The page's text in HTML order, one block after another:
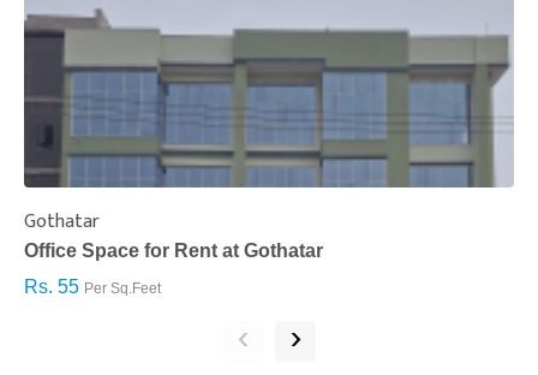
Gothatar
Office Space for Rent at Gothatar
Rs. 55 Per Sq.Feet
‹ ›